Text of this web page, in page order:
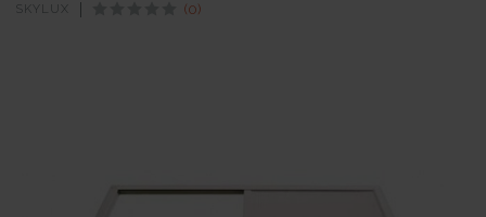
SKYLUX (0)